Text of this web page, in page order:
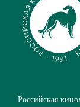
Российская